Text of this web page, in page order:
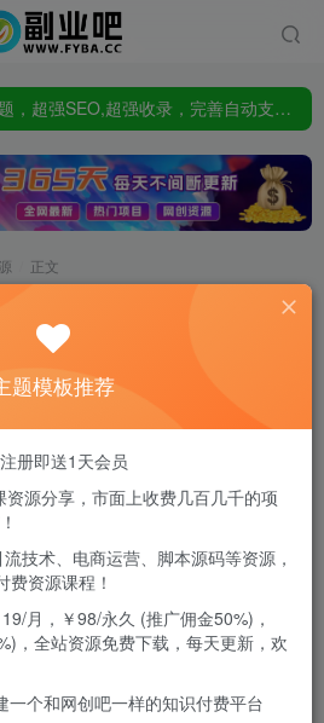
点此査看:站长同款主题，超强SEO,超强收录，完善自动支付会员功能，轻松打造高权重，高收录网站
点此査看:站长同款主题，超强SEO,超强收录，完善自动支付会员功能，轻松打造高权重，高收录网站
只要98元开通VIP会员，终身下载各大机构内部资源,一站式草根创业基地,最新最强网赚教程大全，小投入，大回报!
正文
引流，一部手机可操作，还能
后查看
F币 9.9
顶级代理免费
立即购买
题模板推荐
册即送1天会员
源分享，市面上收费几百几千的项
技术、电商运营、脚本源码等资源，
资源课程！
月，￥98/永久 (推广佣金50%)，
，全站资源免费下载，每天更新，欢
一个和网创吧一样的知识付费平台